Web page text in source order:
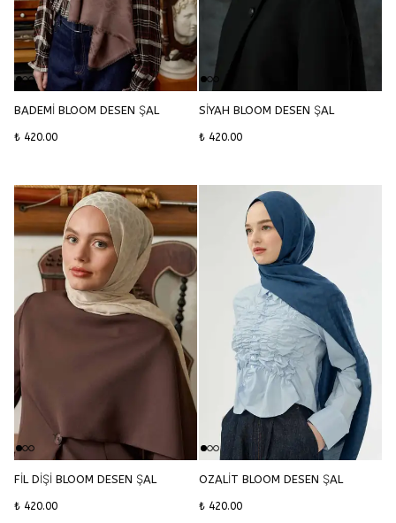
BADEMİ BLOOM DESEN ŞAL
₺ 420.00
SİYAH BLOOM DESEN ŞAL
₺ 420.00
FİL DİŞİ BLOOM DESEN ŞAL
₺ 420.00
OZALİT BLOOM DESEN ŞAL
₺ 420.00